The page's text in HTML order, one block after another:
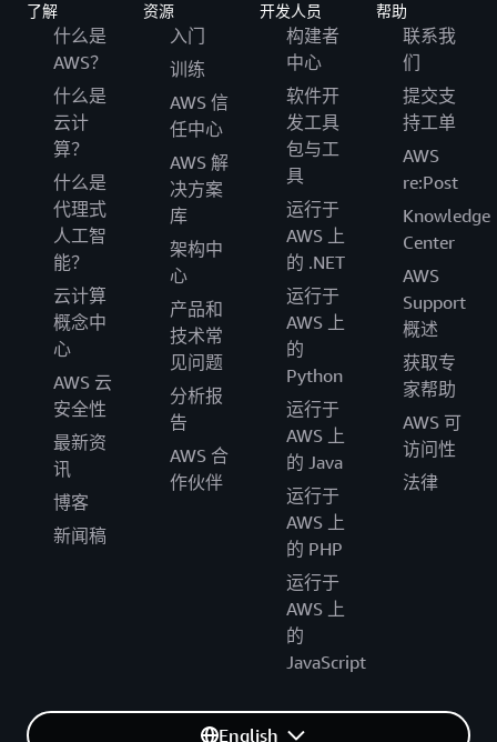
Mail
电子邮件附
加功能
SpamHaus IP 信
誉：0.125
USD/1000 封电
子邮件；Abusix
Guardian Mail：
0.125 USD/1000
封电子邮件；
Vade 高级电子邮
件安全：0.415
USD/1000 封电
子邮件
传入电子邮
件
0.10 USD/1000
封电子邮件
每 1000 个入站邮
件数据块 0.09 USD
1.使用 EC2 可能会产生额外的数据传输费用。
2.开放入口端点提供专用资源，允许客户直接接收发送到其域的电子
邮件。mTLS 入口端点提供基于证书的身份验证。此外，我们还提供
免费的经过身份验证的入口端点，该端点仅接受来自拥有凭证的发件
人的电子邮件。
3.电子邮件处理是指 Mail Manager 处理的电子邮件，无论是入站接
4.将发送工作负载转移到第二个配置的全球端点区域可能会产生额外
5.如果自动验证因收件人地址未达到您设定的验证阈值而将其屏蔽，
了解
什么是
AWS？
什么是
云计
算？
什么是
代理式
人工智
能？
云计算
概念中
心
AWS 云
安全性
最新资
讯
博客
新闻稿
资源
入门
训练
AWS 信
任中心
AWS 解
决方案
库
架构中
心
产品和
技术常
见问题
分析报
告
AWS 合
作伙伴
开发人员
构建者
中心
软件开
发工具
包与工
具
运行于
AWS 上
的 .NET
运行于
AWS 上
的
Python
运行于
AWS 上
的 Java
运行于
AWS 上
的 PHP
运行于
AWS 上
的
JavaScript
帮助
联系我
们
提交支
持工单
AWS
re:Post
Knowledge
Center
AWS
Support
概述
获取专
家帮助
AWS 可
访问性
法律
English